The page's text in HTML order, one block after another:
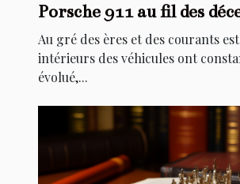
Porsche 911 au fil des
Au gré des ères et des courants
intérieurs des véhicules ont
évolué,...